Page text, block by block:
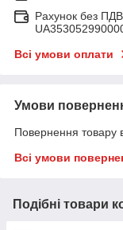
Рахунок без
Всі умови оплати
Умови
Повернення товару
Всі умови
Подібні товари